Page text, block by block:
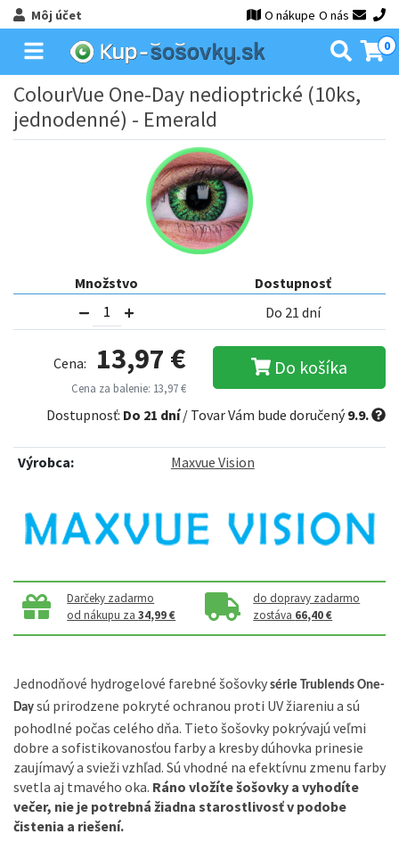
Môj účet O nákupe O nás
0
ColourVue One-Day nedioptrické (10ks,
jednodenné) - Emerald
Množstvo
Dostupnosť
Do 21 dní
Cena: 13,97 €
Cena za balenie: 13,97 €
Do košíka
Dostupnosť: Do 21 dní/ Tovar Vám bude doručený9.9.
Výrobca: Maxvue Vision
Darčeky zadarmo
od nákupu za34,99 €
do dopravy zadarmo
zostáva 66,40 €
Jednodňové hydrogelové farebné šošovky série Trublends One-
Day sú prirodzene pokryté ochranou proti UV žiareniu a sú
pohodlné počas celého dňa. Tieto šošovky pokrývajú veľmi
dobre a sofistikovanosťou farby a kresby dúhovka prinesie
zaujímavý a svieži vzhľad. Sú vhodné na efektívnu zmenu farby
svetla aj tmavého oka. Ráno vložíte šošovky a vyhodíte
večer, nie je potrebná žiadna starostlivosť v podobe
čistenia a riešení.